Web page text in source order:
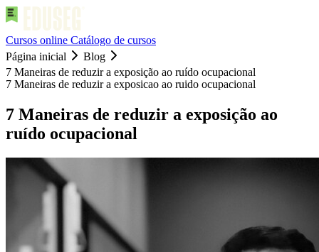
Cursos online Catálogo de cursos
Página inicial
Blog
7 Maneiras de reduzir a exposição ao ruído ocupacional
7 Maneiras de reduzir a exposicao ao ruido ocupacional
7 Maneiras de reduzir a exposição ao
ruído ocupacional